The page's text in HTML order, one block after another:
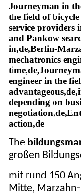
Journeyman in
the field of
service providers
and Pankow
in,de,Berlin-
mechatronics
engineer in the
depending on
action,de
The
großen
mit rund 150
Mitte,